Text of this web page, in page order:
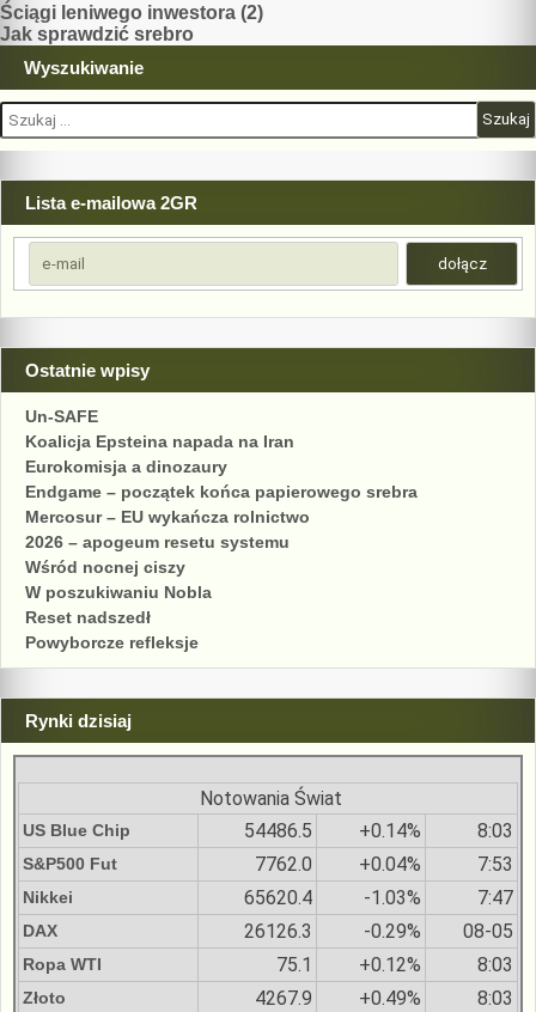
Nawigacja
wpisu
Ściągi leniwego inwestora (2)
Jak sprawdzić srebro
Wyszukiwanie
Szukaj:
Lista e-mailowa 2GR
Ostatnie wpisy
Un-SAFE
Koalicja Epsteina napada na Iran
Eurokomisja a dinozaury
Endgame – początek końca papierowego srebra
Mercosur – EU wykańcza rolnictwo
2026 – apogeum resetu systemu
Wśród nocnej ciszy
W poszukiwaniu Nobla
Reset nadszedł
Powyborcze refleksje
Rynki dzisiaj
Notowania Świat
US Blue Chip 54486.5 +0.14% 8:03
S&P500 Fut 7762.0 +0.04% 7:53
Nikkei 65620.4 -1.03% 7:47
DAX 26126.3 -0.29% 08-05
Ropa WTI 75.1 +0.12% 8:03
Złoto 4267.9 +0.49% 8:03